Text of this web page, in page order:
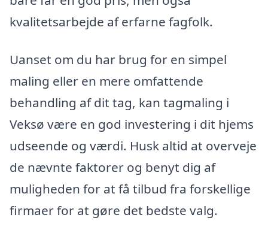
kvalitetsarbejde af erfarne fagfolk.
Uanset om du har brug for en simpel
maling eller en mere omfattende
behandling af dit tag, kan tagmaling i
Veksø være en god investering i dit hjems
udseende og værdi. Husk altid at overveje
de nævnte faktorer og benyt dig af
muligheden for at få tilbud fra forskellige
firmaer for at gøre det bedste valg.